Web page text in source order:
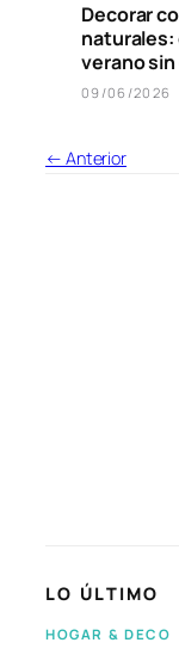
Decorar
naturales:
verano
09/06/2026
← Anterior
LO ÚLTIMO
HOGAR & DECO